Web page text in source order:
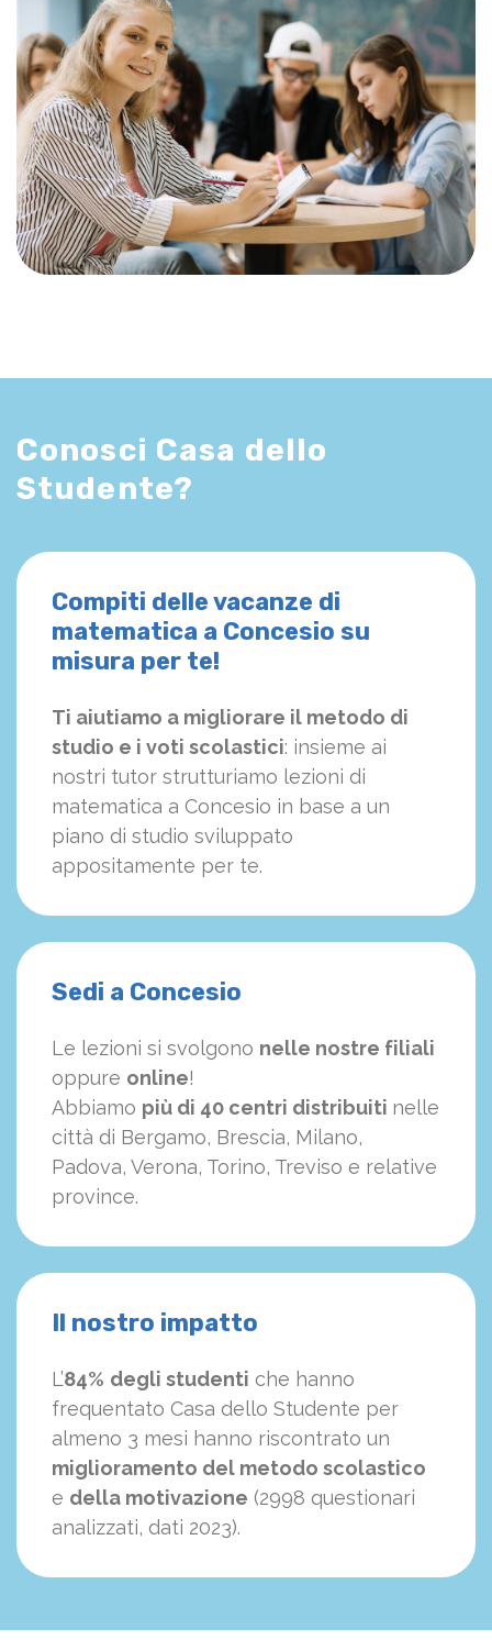
Conosci Casa dello
Studente?
Compiti delle vacanze di
matematica a Concesio su
misura per te!
Ti aiutiamo a migliorare il metodo di
studio e i voti scolastici: insieme ai
nostri tutor strutturiamo lezioni di
matematica a Concesio in base a un
piano di studio sviluppato
appositamente per te.
Sedi a Concesio
Le lezioni si svolgono nelle nostre filiali
oppure online!
Abbiamo più di 40 centri distribuiti nelle
città di Bergamo, Brescia, Milano,
Padova, Verona, Torino, Treviso e relative
province.
Il nostro impatto
L’84% degli studenti che hanno
frequentato Casa dello Studente per
almeno 3 mesi hanno riscontrato un
miglioramento del metodo scolastico
e della motivazione (2998 questionari
analizzati, dati 2023).